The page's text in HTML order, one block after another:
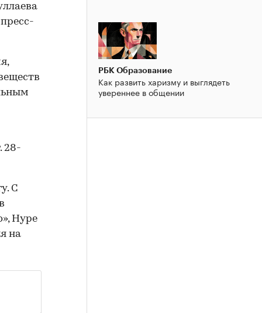
28-
С
Hype
на
РБК Образование
Как развить харизму и выглядеть
увереннее в общении